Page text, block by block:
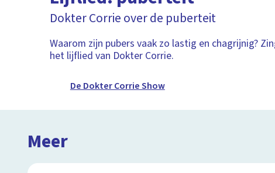
Dokter Corrie over de puberteit
Waarom zijn pubers vaak zo lastig en chagrijnig?
het lijflied van Dokter Corrie.
De Dokter Corrie Show
Meer